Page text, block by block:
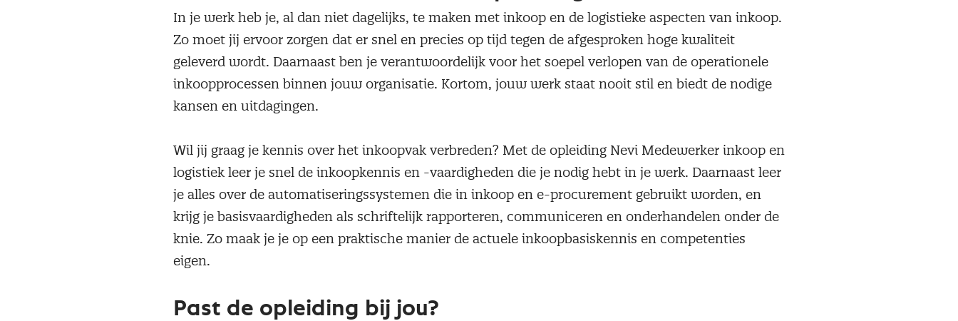
In je werk heb je, al dan niet dagelijks, te maken met inkoop en de logistieke aspecten van inkoop.
Zo moet jij ervoor zorgen dat er snel en precies op tijd tegen de afgesproken hoge kwaliteit
geleverd wordt. Daarnaast ben je verantwoordelijk voor het soepel verlopen van de operationele
inkoopprocessen binnen jouw organisatie. Kortom, jouw werk staat nooit stil en biedt de nodige
kansen en uitdagingen.
Wil jij graag je kennis over het inkoopvak verbreden? Met de opleiding Nevi Medewerker inkoop en
logistiek leer je snel de inkoopkennis en -vaardigheden die je nodig hebt in je werk. Daarnaast leer
je alles over de automatiseringssystemen die in inkoop en e-procurement gebruikt worden, en
krijg je basisvaardigheden als schriftelijk rapporteren, communiceren en onderhandelen onder de
knie. Zo maak je je op een praktische manier de actuele inkoopbasiskennis en competenties
eigen.
Past de opleiding bij jou?